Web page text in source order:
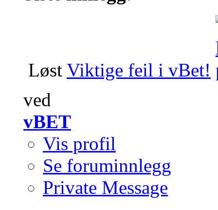
Løst Viktige feil i vBet!
ved
vBET
Vis profil
Se foruminnlegg
Private Message